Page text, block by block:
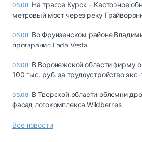
06.08 На трассе Курск – Касторное
метровый мост через реку
06.08 Во Фрунзенском районе
протаранил Lada Vesta
06.08 В Воронежской области фирму
100 тыс. руб. за трудоустройство
06.08 В Тверской области обломки
фасад логокомплекса Wildberries
Все новости